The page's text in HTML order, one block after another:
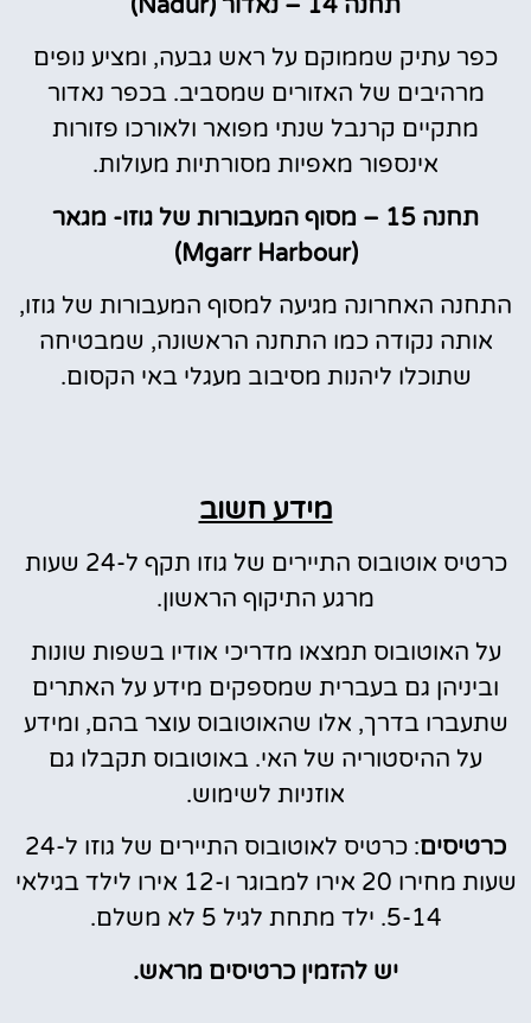
תחנה 14 – נאדור (Nadur)
כפר עתיק שממוקם על ראש גבעה, ומציע נופים
מרהיבים של האזורים שמסביב. בכפר נאדור
מתקיים קרנבל שנתי מפואר ולאורכו פזורות
אינספור מאפיות מסורתיות מעולות.
תחנה 15 – מסוף המעבורות של גוזו- מגאר
(Mgarr Harbour)
התחנה האחרונה מגיעה למסוף המעבורות של גוזו,
אותה נקודה כמו התחנה הראשונה, שמבטיחה
שתוכלו ליהנות מסיבוב מעגלי באי הקסום.
מידע חשוב
כרטיס אוטובוס התיירים של גוזו תקף ל-24 שעות
מרגע התיקוף הראשון.
על האוטובוס תמצאו מדריכי אודיו בשפות שונות
וביניהן גם בעברית שמספקים מידע על האתרים
שתעברו בדרך, אלו שהאוטובוס עוצר בהם, ומידע
על ההיסטוריה של האי. באוטובוס תקבלו גם
אוזניות לשימוש.
כרטיסים
: כרטיס לאוטובוס התיירים של גוזו ל-24
שעות מחירו 20 אירו למבוגר ו-12 אירו לילד בגילאי
5-14. ילד מתחת לגיל 5 לא משלם.
יש להזמין כרטיסים מראש.